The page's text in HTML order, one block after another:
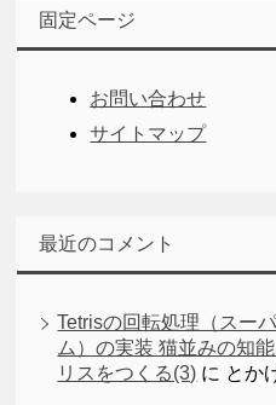
固定ページ
お問い合わせ
サイトマップ
最近のコメント
Tetrisの回転処理（スー
ム）の実装 猫並みの知
リスをつくる(3) に とか